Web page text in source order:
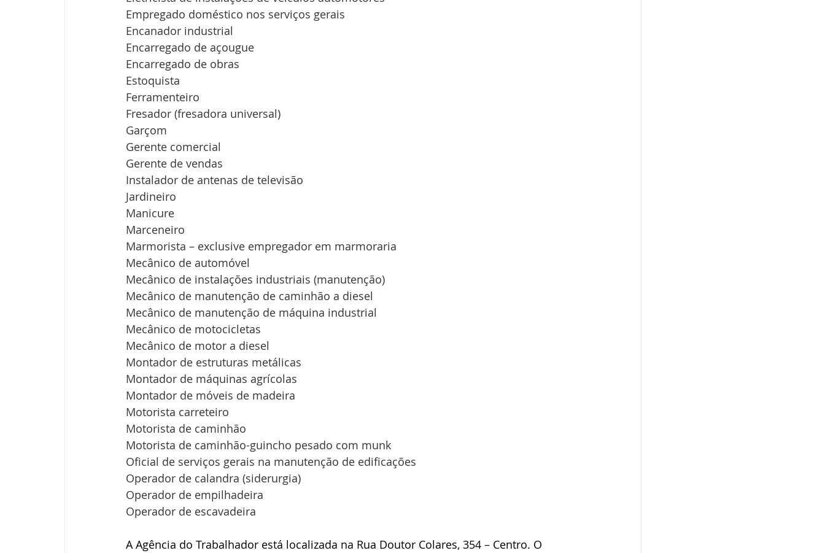
Empregado doméstico nos serviços gerais
Encanador industrial
Encarregado de açougue
Encarregado de obras
Estoquista
Ferramenteiro
Fresador (fresadora universal)
Garçom
Gerente comercial
Gerente de vendas
Instalador de antenas de televisão
Jardineiro
Manicure
Marceneiro
Marmorista – exclusive empregador em marmoraria
Mecânico de automóvel
Mecânico de instalações industriais (manutenção)
Mecânico de manutenção de caminhão a diesel
Mecânico de manutenção de máquina industrial
Mecânico de motocicletas
Mecânico de motor a diesel
Montador de estruturas metálicas
Montador de máquinas agrícolas
Montador de móveis de madeira
Motorista carreteiro
Motorista de caminhão
Motorista de caminhão-guincho pesado com munk
Oficial de serviços gerais na manutenção de edificações
Operador de calandra (siderurgia)
Operador de empilhadeira
Operador de escavadeira
A Agência do Trabalhador está localizada na Rua Doutor Colares, 354 – Centro. O